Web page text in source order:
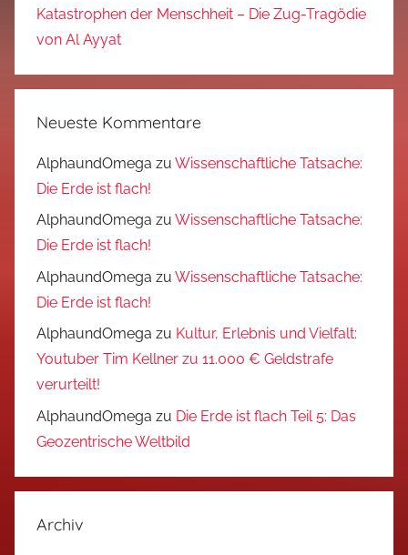
Katastrophen der Menschheit – Die Zug-Tragödie
von Al Ayyat
Neueste Kommentare
AlphaundOmega zu Wissenschaftliche Tatsache:
Die Erde ist flach!
AlphaundOmega zu Wissenschaftliche Tatsache:
Die Erde ist flach!
AlphaundOmega zu Wissenschaftliche Tatsache:
Die Erde ist flach!
AlphaundOmega zu Kultur, Erlebnis und Vielfalt:
Youtuber Tim Kellner zu 11.000 € Geldstrafe
verurteilt!
AlphaundOmega zu Die Erde ist flach Teil 5: Das
Geozentrische Weltbild
Archiv